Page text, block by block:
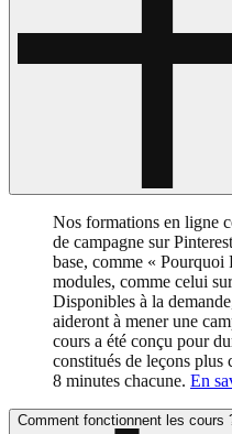
Nos formations en ligne
de campagne sur
base, comme « Pourquoi
modules, comme celui
Disponibles à la
aideront à mener une
cours a été conçu pour
constitués de leçons plus
8 minutes chacune. En
Comment fonctionnent les cours